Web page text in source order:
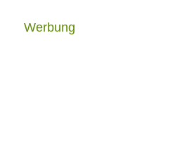
Werbung